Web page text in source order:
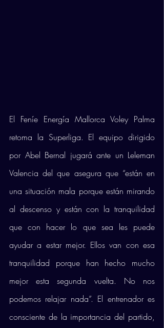
El Feníe Energía Mallorca Voley Palma
retoma la Superliga. El equipo dirigido
por Abel Bernal jugará ante un Leleman
Valencia del que asegura que “están en
una situación mala porque están mirando
al descenso y están con la tranquilidad
que con hacer lo que sea les puede
ayudar a estar mejor. Ellos van con esa
tranquilidad porque han hecho mucho
mejor esta segunda vuelta. No nos
podemos relajar nada”. El entrenador es
consciente de la importancia del partido,